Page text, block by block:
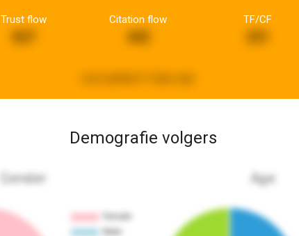
Trust flow Citation flow
442
TF/CF
Demografie volgers
Gender Age